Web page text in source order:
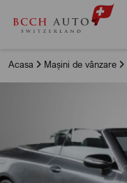
Acasa Mașini de vânzare